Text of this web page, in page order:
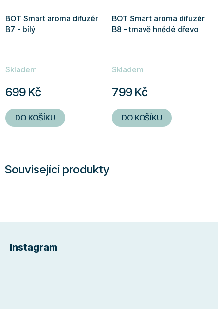
Související produkty
BOT Smart aroma difuzér
B7 - bílý
Skladem
699 Kč
DO KOŠÍKU
BOT Smart aroma difuzér
B8 - tmavě hnědé dřevo
Skladem
799 Kč
DO KOŠÍKU
Instagram